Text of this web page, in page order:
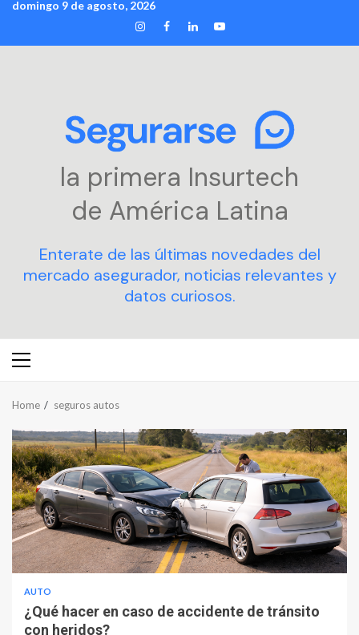
Skip
content
domingo 9 de agosto, 2026
INSTAGRAM
FACEBOOK
LINKEDIN
YOUTUBE
la primera Insurtech
de América Latina
Enterate de las últimas novedades del
mercado asegurador, noticias relevantes y
datos curiosos.
Primary
Home seguros autos
AUTO
¿Qué hacer en caso de accidente de tránsito
con heridos?